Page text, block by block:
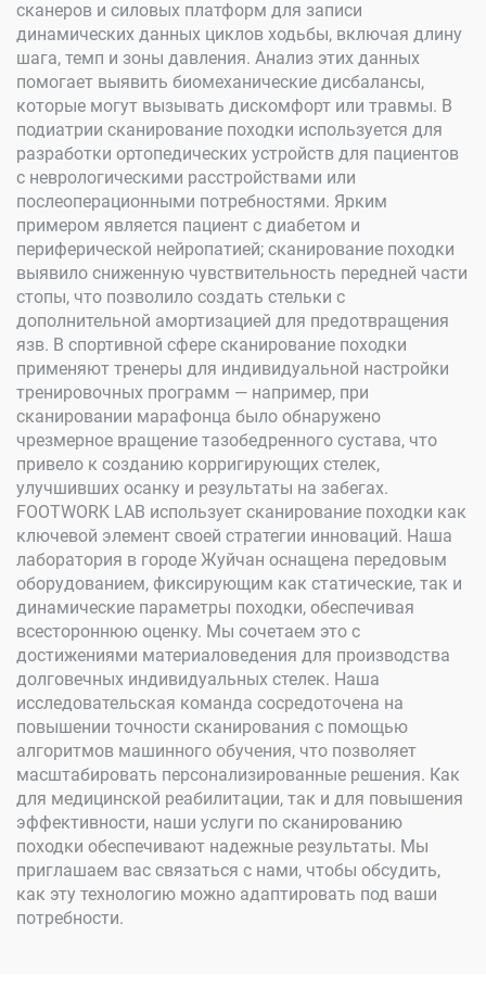
сканеров и силовых платформ для записи
динамических данных циклов ходьбы, включая длину
шага, темп и зоны давления. Анализ этих данных
помогает выявить биомеханические дисбалансы,
которые могут вызывать дискомфорт или травмы. В
подиатрии сканирование походки используется для
разработки ортопедических устройств для пациентов
с неврологическими расстройствами или
послеоперационными потребностями. Ярким
примером является пациент с диабетом и
периферической нейропатией; сканирование походки
выявило сниженную чувствительность передней части
стопы, что позволило создать стельки с
дополнительной амортизацией для предотвращения
язв. В спортивной сфере сканирование походки
применяют тренеры для индивидуальной настройки
тренировочных программ — например, при
сканировании марафонца было обнаружено
чрезмерное вращение тазобедренного сустава, что
привело к созданию корригирующих стелек,
улучшивших осанку и результаты на забегах.
FOOTWORK LAB использует сканирование походки как
ключевой элемент своей стратегии инноваций. Наша
лаборатория в городе Жуйчан оснащена передовым
оборудованием, фиксирующим как статические, так и
динамические параметры походки, обеспечивая
всестороннюю оценку. Мы сочетаем это с
достижениями материаловедения для производства
долговечных индивидуальных стелек. Наша
исследовательская команда сосредоточена на
повышении точности сканирования с помощью
алгоритмов машинного обучения, что позволяет
масштабировать персонализированные решения. Как
для медицинской реабилитации, так и для повышения
эффективности, наши услуги по сканированию
походки обеспечивают надежные результаты. Мы
приглашаем вас связаться с нами, чтобы обсудить,
как эту технологию можно адаптировать под ваши
потребности.